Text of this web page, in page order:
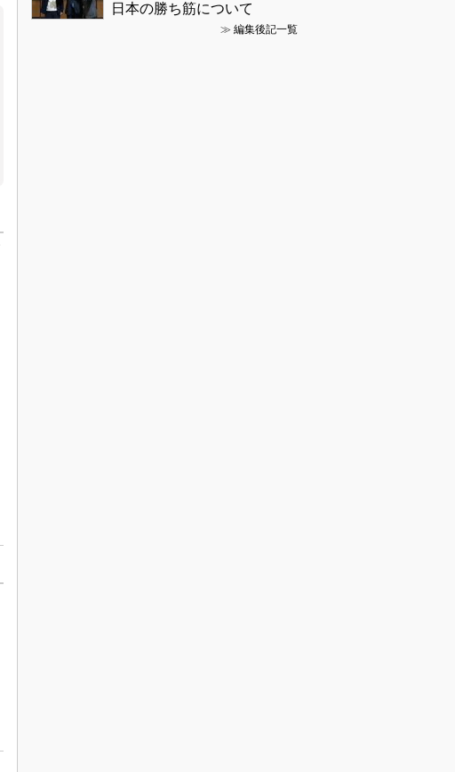
日本の勝ち筋について
≫ 編集後記一覧